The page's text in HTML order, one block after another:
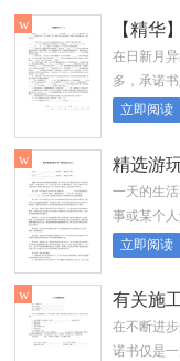
【精华
在日新月
多，承诺
得承诺书
立即阅读
w
精选游
一天的生
事或某个
了。在写
立即阅读
w
有关施
在不断进
诺书仅是
w